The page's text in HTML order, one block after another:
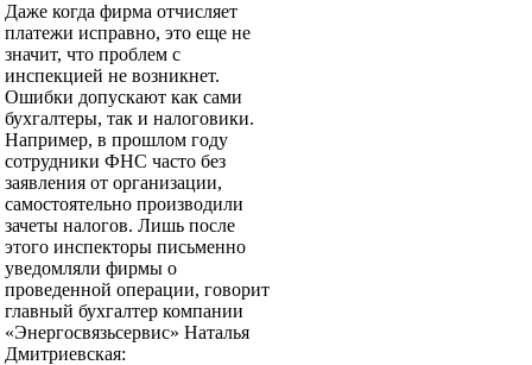
Даже когда фирма отчисляет
платежи исправно, это еще не
значит, что проблем с
инспекцией не возникнет.
Ошибки допускают как сами
бухгалтеры, так и налоговики.
Например, в прошлом году
сотрудники ФНС часто без
заявления от организации,
самостоятельно производили
зачеты налогов. Лишь после
этого инспекторы письменно
уведомляли фирмы о
проведенной операции, говорит
главный бухгалтер компании
«Энергосвязьсервис» Наталья
Дмитриевская: